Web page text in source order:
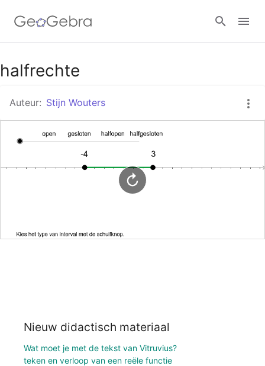
Google Classroom
GeoGebra Klaslokaal
Aanmelden
halfrechte
Auteur: Stijn Wouters
Nieuw didactisch materiaal
Wat moet je met de tekst van Vitruvius?
teken en verloop van een reële functie